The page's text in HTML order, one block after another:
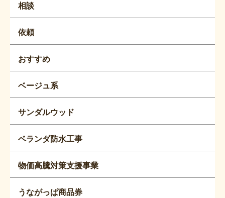
相談
依頼
おすすめ
ベージュ系
サンダルウッド
ベランダ防水工事
物価高騰対策支援事業
うながっぱ商品券